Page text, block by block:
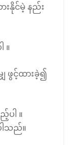
နိုင်မဲ့ နည်း
။
ဖွင့်ထားခဲ့၍
ပါ ။
သည်။